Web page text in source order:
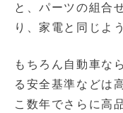
と、パーツの組合
り、家電と同じよ
もちろん自動車な
る安全基準などは
こ数年でさらに高